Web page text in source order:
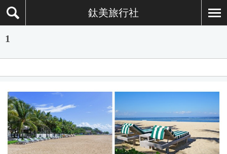
鈦美旅行社
1